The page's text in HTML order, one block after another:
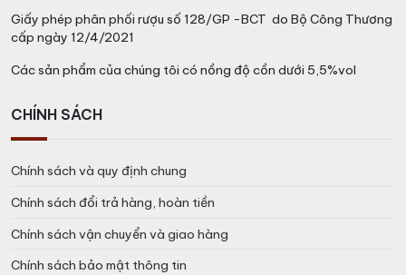
Giấy phép phân phối rượu số 128/GP -BCT do Bộ Công Thương
cấp ngày 12/4/2021
Các sản phẩm của chúng tôi có nồng độ cồn dưới 5,5%vol
CHÍNH SÁCH
Chính sách và quy định chung
Chính sách đổi trả hàng, hoàn tiền
Chính sách vận chuyển và giao hàng
Chính sách bảo mật thông tin